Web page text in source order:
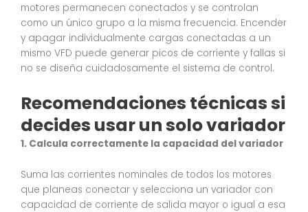
motores permanecen conectados y se controlan
como un único grupo a la misma frecuencia. Encender
y apagar individualmente cargas conectadas a un
mismo VFD puede generar picos de corriente y fallas si
no se diseña cuidadosamente el sistema de control.
Recomendaciones técnicas si
decides usar un solo variador
1. Calcula correctamente la capacidad del variador
Suma las corrientes nominales de todos los motores
que planeas conectar y selecciona un variador con
capacidad de corriente de salida mayor o igual a esa